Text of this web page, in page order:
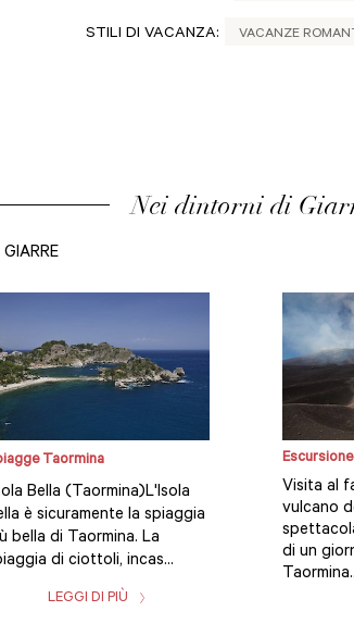
STILI DI VACANZA: VACANZE
Nei dintorni di
Taormina
Bella (Taormina)L'Isola
è sicuramente la spiaggia
bella di Taormina. La
di ciottoli, incas...
LEGGI DI PIÙ
Visita al
vulcano
di un